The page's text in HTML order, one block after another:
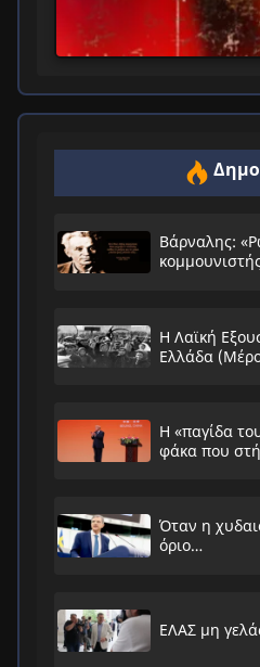
Βάρναλης:
Η Λαϊκή
Ελλάδα
Η «παγίδα
φάκα που
Όταν η
όριο…
ΕΛΑΣ μη